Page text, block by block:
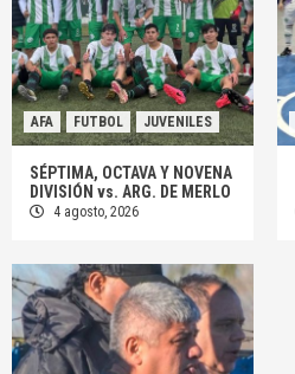
AFA FUTBOL JUVENILES
SÉPTIMA, OCTAVA Y NOVENA
DIVISIÓN vs. ARG. DE MERLO
4 agosto, 2026